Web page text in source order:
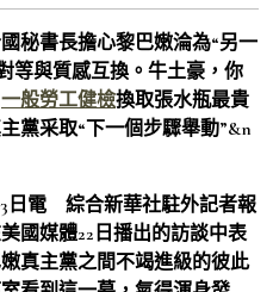
秘書長擔心黎巴嫩淪為“另一
等與質感互換。牛土豪，你
一般勞工健檢換取張水瓶最貴
黨采取“下一個步驟舉動”&n
日電 綜合新華社駐外記者報
國媒體22日播出的訪談中表
真主黨之間不竭進級的彼此